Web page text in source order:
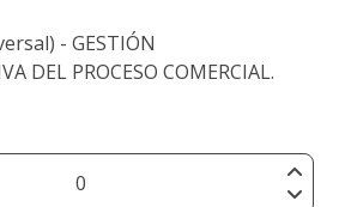
- GESTIÓN
DEL PROCESO COMERCIAL.